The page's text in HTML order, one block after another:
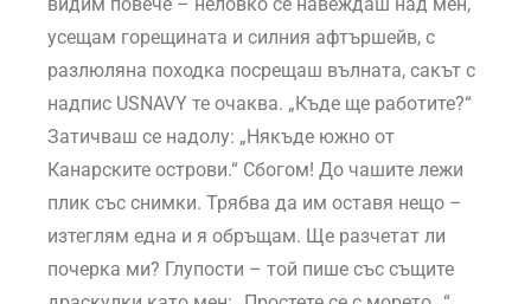
усещам горещината и силния афтършейв, с
разлюляна походка посрещаш вълната, сакът с
надпис USNAVY те очаква. „Къде ще работите?“
Затичваш се надолу: „Някъде южно от
Канарските острови.“ Сбогом! До чашите лежи
плик със снимки. Трябва да им оставя нещо –
изтеглям една и я обръщам. Ще разчетат ли
почерка ми? Глупости – той пише със същите